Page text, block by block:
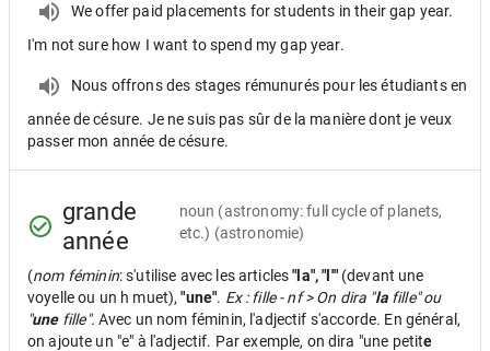
We offer paid placements for students in their gap year.
I'm not sure how I want to spend my gap year.
Nous offrons des stages rémunurés pour les étudiants en
année de césure. Je ne suis pas sûr de la manière dont je veux
passer mon année de césure.
grande
année
noun (astronomy: full cycle of planets,
etc.) (astronomie)
(nom féminin: s'utilise avec les articles"la", "l'" (devant une
voyelle ou un h muet),"une". Ex : fille - nf > On dira "lafille" ou
"unefille". Avec un nom féminin, l'adjectif s'accorde. En général,
on ajoute un "e" à l'adjectif. Par exemple, on dira "une petite